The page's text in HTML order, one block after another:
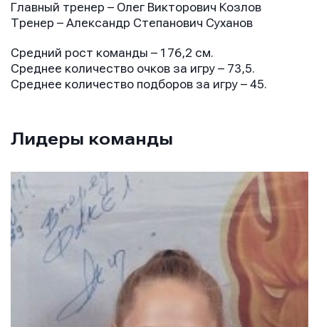
Главный тренер – Олег Викторович Козлов
Тренер – Александр Степанович Суханов
Средний рост команды – 176,2 см.
Среднее количество очков за игру – 73,5.
Среднее количество подборов за игру – 45.
Лидеры команды